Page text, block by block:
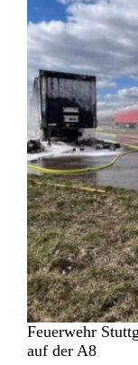
Feuerwehr
auf der A8